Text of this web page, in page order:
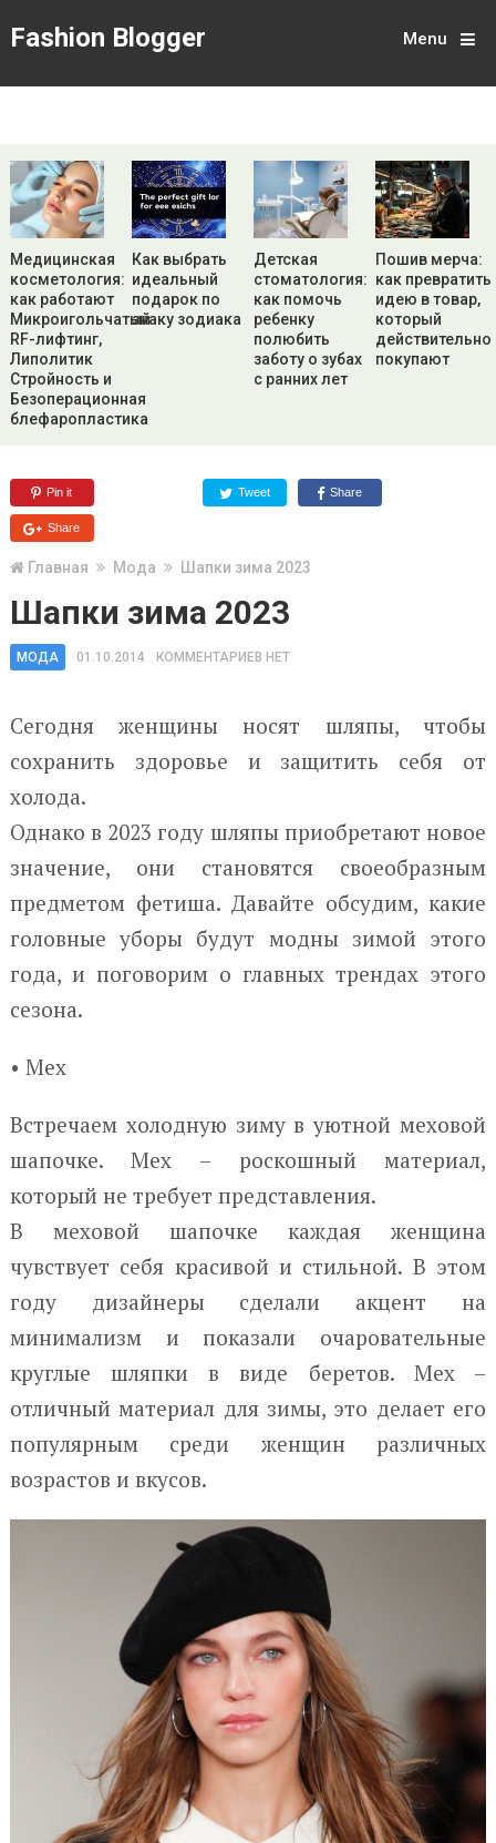
Fashion Blogger Menu
Медицинская
косметология:
как работают
Микроигольчатый
RF-лифтинг,
Липолитик
Стройность и
Безоперационная
блефаропластика
Как выбрать
идеальный
подарок по
знаку зодиака
Детская
стоматология:
как помочь
ребенку
полюбить
заботу о зубах
с ранних лет
Пошив мерча:
как превратить
идею в товар,
который
действительно
покупают
Pin it Tweet Share
Share
Главная Мода Шапки зима 2023
Шапки зима 2023
МОДА 01.10.2014 КОММЕНТАРИЕВ НЕТ
Сегодня женщины носят шляпы, чтобы
сохранить здоровье и защитить себя от
холода.
Однако в 2023 году шляпы приобретают новое
значение, они становятся своеобразным
предметом фетиша. Давайте обсудим, какие
головные уборы будут модны зимой этого
года, и поговорим о главных трендах этого
сезона.
• Мех
Встречаем холодную зиму в уютной меховой
шапочке. Мех – роскошный материал,
который не требует представления.
В меховой шапочке каждая женщина
чувствует себя красивой и стильной. В этом
году дизайнеры сделали акцент на
минимализм и показали очаровательные
круглые шляпки в виде беретов. Мех –
отличный материал для зимы, это делает его
популярным среди женщин различных
возрастов и вкусов.